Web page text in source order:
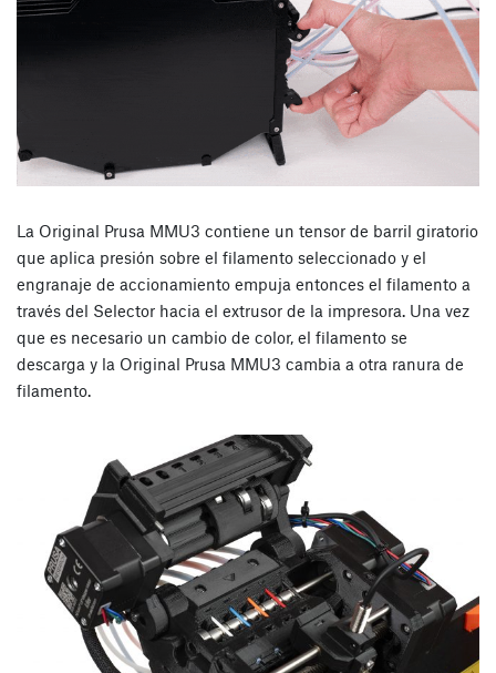
La Original Prusa MMU3 contiene un tensor de barril giratorio
que aplica presión sobre el filamento seleccionado y el
engranaje de accionamiento empuja entonces el filamento a
través del Selector hacia el extrusor de la impresora. Una vez
que es necesario un cambio de color, el filamento se
descarga y la Original Prusa MMU3 cambia a otra ranura de
filamento.